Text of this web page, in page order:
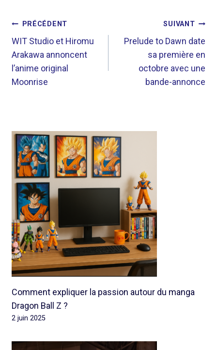
NAVIGATION
DE
L’ARTICLE
PRÉCÉDENT
WIT Studio et Hiromu
Arakawa annoncent
l’anime original
Moonrise
SUIVANT
Prelude to Dawn date
sa première en
octobre avec une
bande-annonce
Comment expliquer la passion autour du manga
Dragon Ball Z ?
2 juin 2025